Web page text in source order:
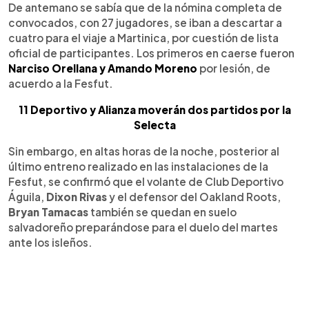
De antemano se sabía que de la nómina completa de
convocados, con 27 jugadores, se iban a descartar a
cuatro para el viaje a Martinica, por cuestión de lista
oficial de participantes. Los primeros en caerse fueron
Narciso Orellana y Amando Moreno por lesión, de
acuerdo a la Fesfut.
11 Deportivo y Alianza moverán dos partidos por la
Selecta
Sin embargo, en altas horas de la noche, posterior al
último entreno realizado en las instalaciones de la
Fesfut, se confirmó que el volante de Club Deportivo
Águila, Dixon Rivasy el defensor del Oakland Roots,
Bryan Tamacas también se quedan en suelo
salvadoreño preparándose para el duelo del martes
ante los isleños.